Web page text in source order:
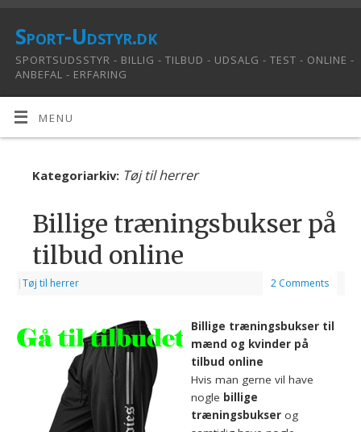
Sport-Udstyr.dk
SPORTSUDSSTYR - BILLIG - TILBUD - UDSALG - TEST - ONLINE -
ANBEFAL - ERFARING
MENU
Kategoriarkiv: Tøj til herrer
Billige træningsbukser på
tilbud online
|Tøj til herrer 2 Comments
Billige træningsbukser til
mænd og kvinder på
tilbud online
Hvis man gerne vil have
nogle billige
træningsbukser og